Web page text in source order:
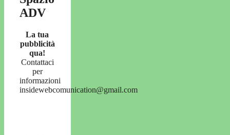
ADV
La tua
pubblicità
qua!
Contattaci
per
informazioni
insidewebcomunication@gmail.com